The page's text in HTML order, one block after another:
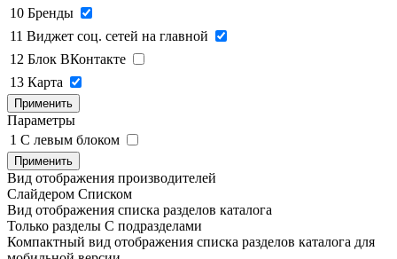
10 Бренды
11 Виджет соц. сетей на главной
12 Блок ВКонтакте
13 Карта
Применить
Параметры
1 C левым блоком
Применить
Вид отображения производителей
Слайдером Списком
Вид отображения списка разделов каталога
Только разделы С подразделами
Компактный вид отображения списка разделов каталога для